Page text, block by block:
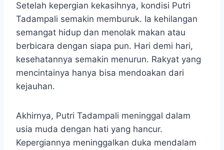
Setelah kepergian kekasihnya, kondisi Putri
Tadampali semakin memburuk. Ia kehilangan
semangat hidup dan menolak makan atau
berbicara dengan siapa pun. Hari demi hari,
kesehatannya semakin menurun. Rakyat yang
mencintainya hanya bisa mendoakan dari
kejauhan.
Akhirnya, Putri Tadampali meninggal dalam
usia muda dengan hati yang hancur.
Kepergiannya meninggalkan duka mendalam